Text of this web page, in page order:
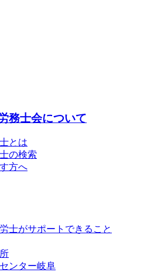
務士会について
とは
の検索
方へ
士がサポートできること
ンター岐阜